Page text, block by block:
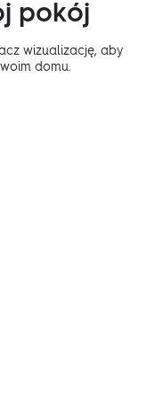
pokój
wizualizację, aby
domu.